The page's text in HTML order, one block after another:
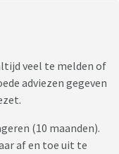
veel te melden of
adviezen gegeven
(10 maanden).
af en toe uit te